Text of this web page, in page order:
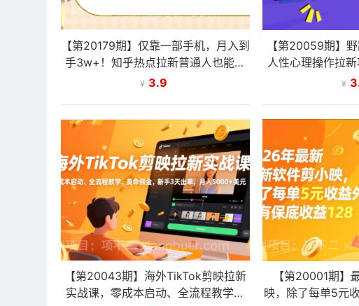
【第20179期】仅靠一部手机，月入到
手3w+！知乎热点拉新普通人也能实
现逆袭之路！
¥ 3.9
【第20059期】
人性心理操作拉
软，轻
¥
【第20043期】海外TikTok剪映拉新
实战课，零成本启动、全流程教学、
【第20001期】
映，除了每单5元